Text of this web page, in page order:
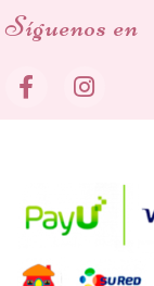
Síguenos en